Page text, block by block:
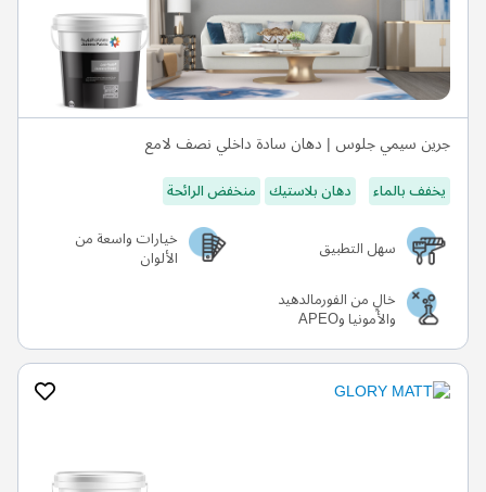
جرين سيمي جلوس | دهان سادة داخلي نصف لامع
يخفف بالماء دهان بلاستيك منخفض الرائحة
سهل التطبيق
خيارات واسعة من
الألوان
خالٍ من الفورمالدهيد
والأمونيا وAPEO